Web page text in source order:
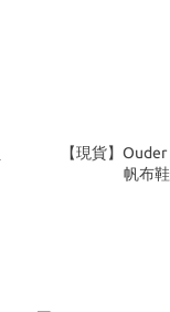
【現貨】
帆布